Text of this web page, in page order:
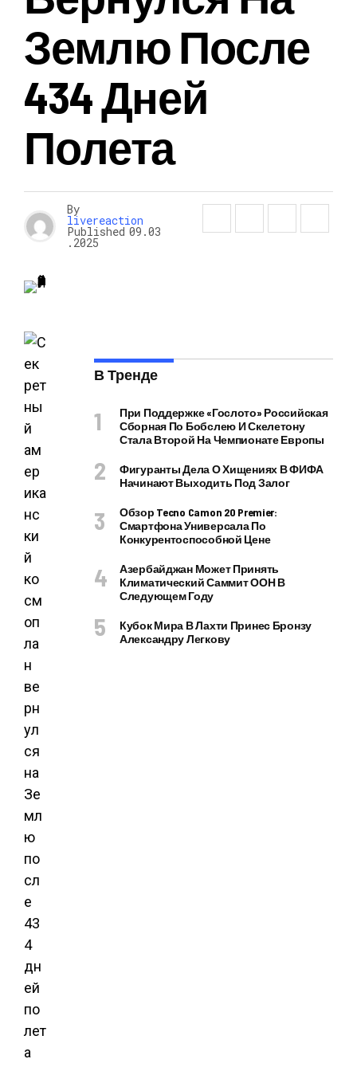
Землю После
434 Дней
Полета
By
livereaction
Published 09.03
.2025
В Тренде
При Поддержке «Гослото» Российская
Сборная По Бобслею И Скелетону
Стала Второй На Чемпионате Европы
Фигуранты Дела О Хищениях В ФИФА
Начинают Выходить Под Залог
Обзор Tecno Camon 20 Premier:
Смартфона Универсала По
Конкурентоспособной Цене
Азербайджан Может Принять
Климатический Саммит ООН В
Следующем Году
Кубок Мира В Лахти Принес Бронзу
Александру Легкову